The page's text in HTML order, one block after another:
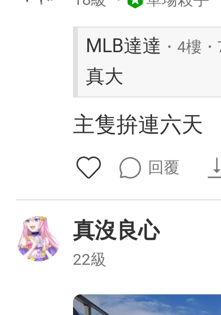
MLB達達 ・4樓
真大
主隻拚連六天
回覆
真沒良心
22級